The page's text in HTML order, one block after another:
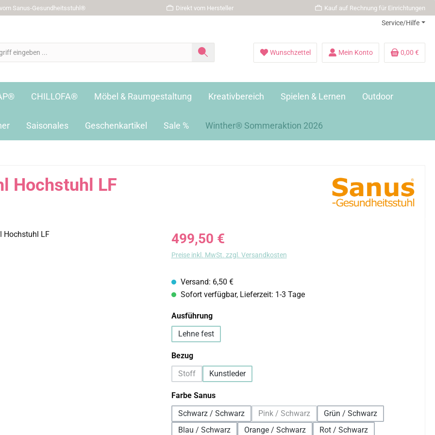
Sanus-Gesundheitsstuhl® Direkt vom Hersteller Kauf auf Rechnung für Einrichtungen
Service/Hilfe
Wunschzettel Mein Konto 0,00 €
CHILLOFA® Möbel & Raumgestaltung Kreativbereich Spielen & Lernen Outdoor
Saisonales Geschenkartikel Sale % Winther® Sommeraktion 2026
Hochstuhl LF
Regulärer Preis:
499,50 €
Preise inkl. MwSt. zzgl. Versandkosten
Versand: 6,50 €
Sofort verfügbar, Lieferzeit: 1-3 Tage
Ausführungauswählen
Lehne fest
Bezugauswählen
Stoff
(Diese Option ist zurzeit nicht verfügbar.)
Kunstleder
Farbe Sanusauswählen
Schwarz / Schwarz
Pink / Schwarz
(Diese Option ist zurzeit nicht verfügbar.)
Grün / Schwarz
Blau / Schwarz
Orange / Schwarz
Rot / Schwarz